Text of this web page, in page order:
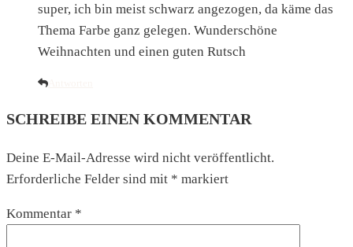
super, ich bin meist schwarz angezogen, da käme das
Thema Farbe ganz gelegen. Wunderschöne
Weihnachten und einen guten Rutsch
SCHREIBE EINEN KOMMENTAR
Deine E-Mail-Adresse wird nicht veröffentlicht.
Erforderliche Felder sind mit * markiert
Kommentar *